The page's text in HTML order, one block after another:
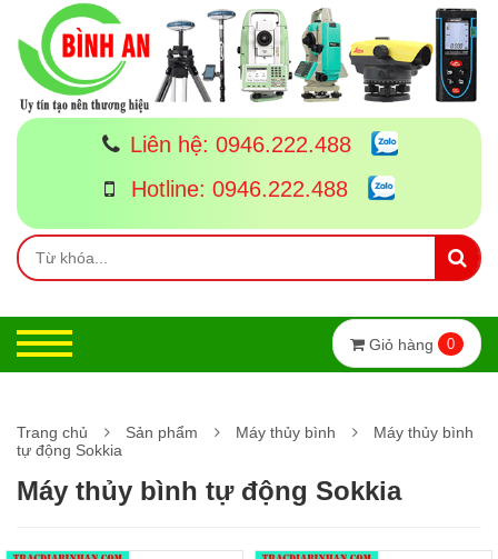
Liên hệ: 0946.222.488
Hotline: 0946.222.488
Giỏ hàng 0
Trang chủ Sản phẩm Máy thủy bình
Máy thủy bình
tự động Sokkia
Máy thủy bình tự động Sokkia